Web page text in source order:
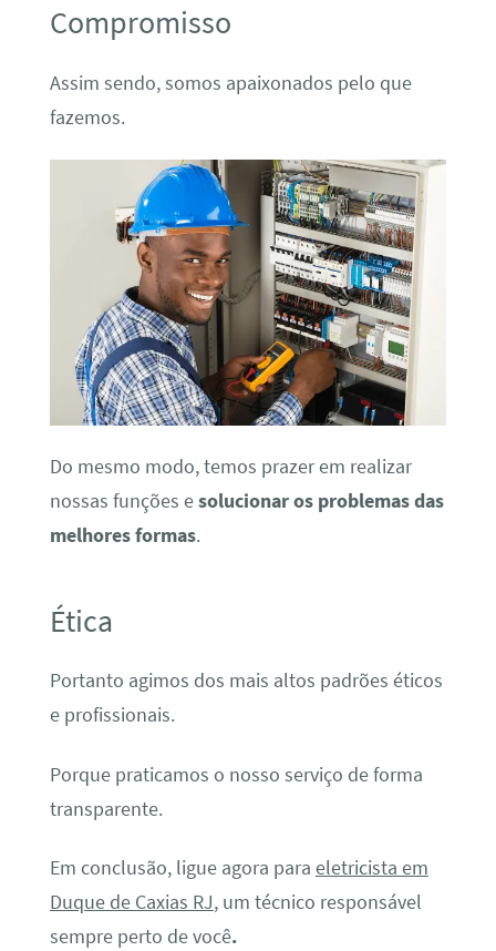
Compromisso
Assim sendo, somos apaixonados pelo que
fazemos.
Do mesmo modo, temos prazer em realizar
nossas funções esolucionar os problemas das
melhores formas.
Ética
Portanto agimos dos mais altos padrões éticos
e profissionais.
Porque praticamos o nosso serviço de forma
transparente.
Em conclusão, ligue agora para eletricista em
Duque de Caxias RJ, um técnico responsável
sempre perto de você.